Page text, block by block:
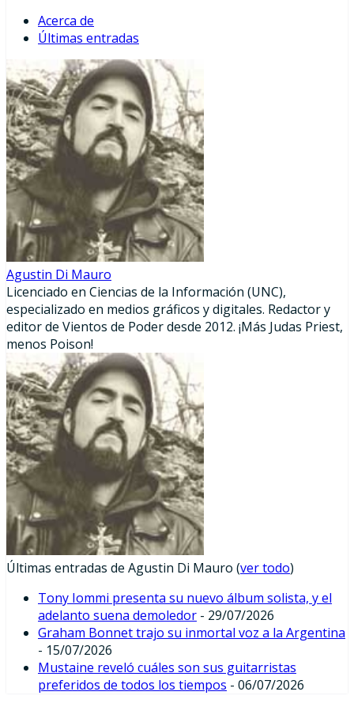
Acerca de
Últimas entradas
Agustin Di Mauro
Licenciado en Ciencias de la Información (UNC),
especializado en medios gráficos y digitales. Redactor y
editor de Vientos de Poder desde 2012. ¡Más Judas Priest,
menos Poison!
Últimas entradas de Agustin Di Mauro (ver todo)
Tony Iommi presenta su nuevo álbum solista, y el
adelanto suena demoledor - 29/07/2026
Graham Bonnet trajo su inmortal voz a la Argentina
- 15/07/2026
Mustaine reveló cuáles son sus guitarristas
preferidos de todos los tiempos - 06/07/2026